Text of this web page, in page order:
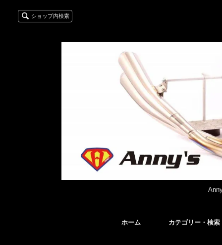
ショップ内検索
ホーム カテゴリー・検索